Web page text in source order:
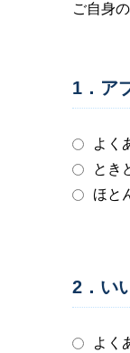
ご自身
1．ア
よく
とき
ほと
2．い
よく